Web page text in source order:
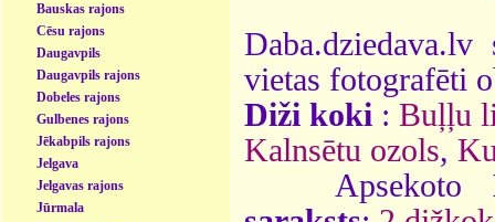
Bauskas rajons
Cēsu rajons
Daugavpils
Daugavpils rajons
Dobeles rajons
Gulbenes rajons
Jēkabpils rajons
Jelgava
Jelgavas rajons
Jūrmala
vietas fotografēti
Diži koki : Buļļu
Kalnsētu ozols,
Apsekoto